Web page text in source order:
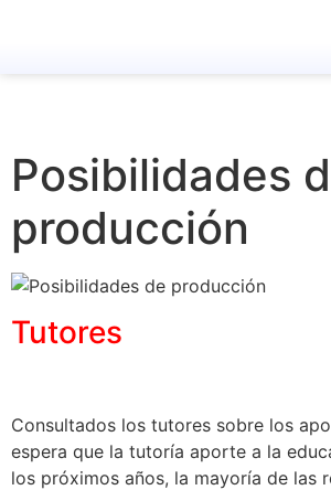
Posibilidades
producción
Tutores
Consultados los tutores sobre los
espera que la tutoría aporte a la
los próximos años, la mayoría de las